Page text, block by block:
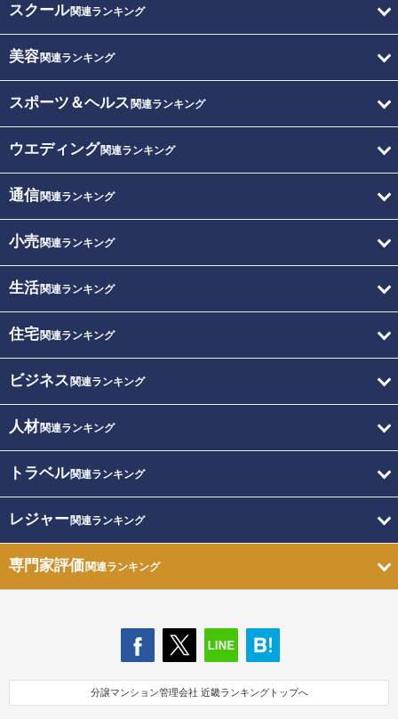
スクール関連ランキング
美容関連ランキング
スポーツ＆ヘルス 関連ランキング
ウエディング関連ランキング
通信関連ランキング
小売関連ランキング
生活関連ランキング
住宅関連ランキング
ビジネス 関連ランキング
人材関連ランキング
トラベル関連ランキング
レジャー関連ランキング
専門家評価関連ランキング
分譲マンション管理会社 近畿ランキングトップへ